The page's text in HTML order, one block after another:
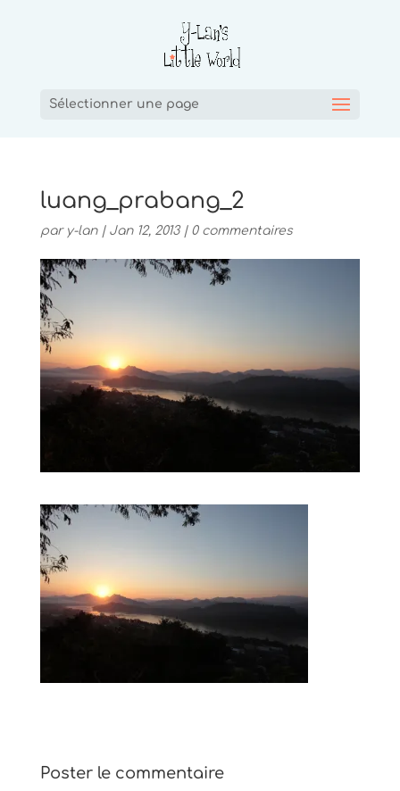
Sélectionner une page
luang_prabang_2
par y-lan| Jan 12, 2013| 0 commentaires
Poster le commentaire